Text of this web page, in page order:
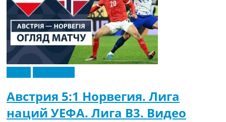
Австрия 5:1 Норвегия. Лига
наций УЕФА. Лига B3. Видео